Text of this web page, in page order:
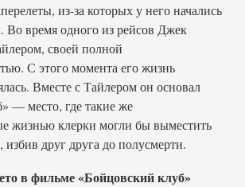
из-за которых у него начались
Во время одного из рейсов Джек
своей полной
С этого момента его жизнь
Вместе с Тайлером он основал
— место, где такие же
жизнью клерки могли бы выместить
друг друга до полусмерти.
в фильме «Бойцовский клуб»